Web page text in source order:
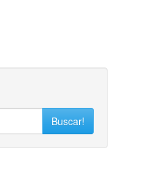
Buscar!